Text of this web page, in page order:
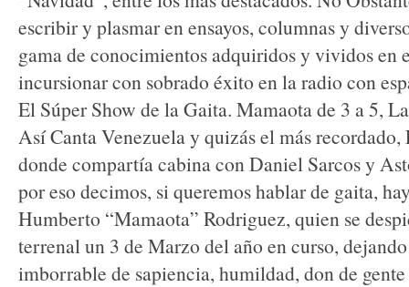
escribir y plasmar en ensayos, columnas y
gama de conocimientos adquiridos y vividos en
incursionar con sobrado éxito en la radio con
El Súper Show de la Gaita. Mamaota de 3 a 5,
Así Canta Venezuela y quizás el más
donde compartía cabina con Daniel Sarcos y
por eso decimos, si queremos hablar de gaita,
Humberto “Mamaota” Rodriguez, quien se
terrenal un 3 de Marzo del año en curso,
imborrable de sapiencia, humildad, don de